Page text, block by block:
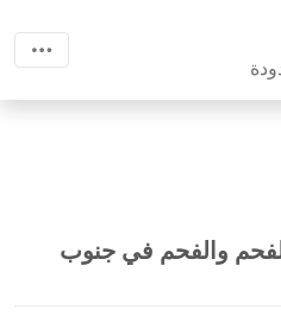
والفحم في جنوب